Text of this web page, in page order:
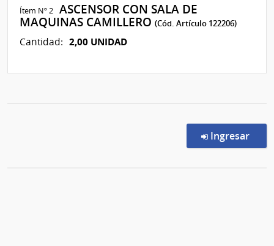
Ítem Nº 2 ASCENSOR CON SALA DE
MAQUINAS CAMILLERO(Cód. Artículo 122206)
Cantidad: 2,00 UNIDAD
Ingresar